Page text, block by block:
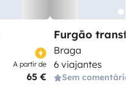
A partir de
65 €
Furgão
Braga
6 viajantes
Sem comentários